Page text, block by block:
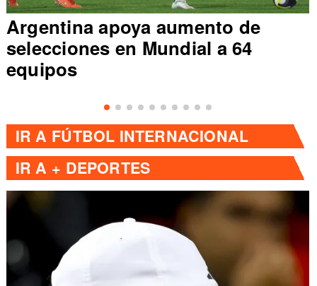
Argentina apoya aumento de
selecciones en Mundial a 64
equipos
IR A FÚTBOL INTERNACIONAL
IR A + DEPORTES